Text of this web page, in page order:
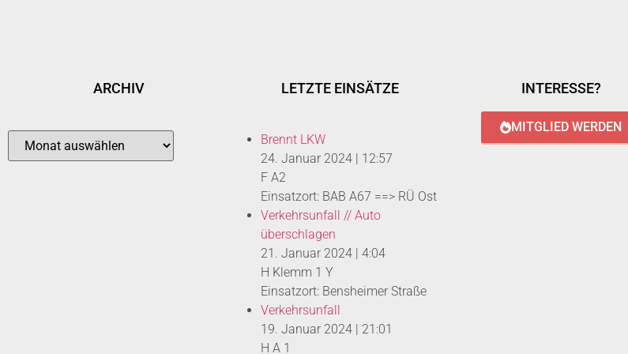
ARCHIV LETZTE EINSÄTZE
Brennt LKW
24. Januar 2024 | 12:57
F A2
Einsatzort: BAB A67 ==> RÜ Ost
Verkehrsunfall // Auto
überschlagen
21. Januar 2024 | 4:04
H Klemm 1 Y
Einsatzort: Bensheimer Straße
Verkehrsunfall
19. Januar 2024 | 21:01
H A 1
INTERESSE?
MITGLIED WERDEN